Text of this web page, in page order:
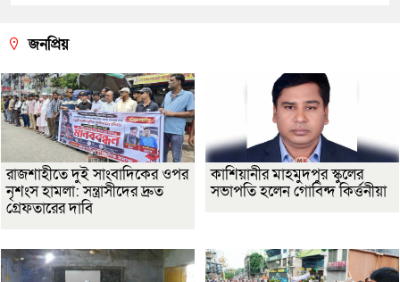
জনপ্রিয়
রাজশাহীতে দুই সাংবাদিকের ওপর
নৃশংস হামলা: সন্ত্রাসীদের দ্রুত
গ্রেফতারের দাবি
কাশিয়ানীর মাহমুদপুর স্কুলের
সভাপতি হলেন গোবিন্দ কির্ত্তনীয়া